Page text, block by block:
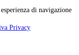
di navigazione
Privacy